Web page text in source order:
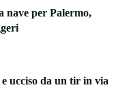
nave per Palermo,
ucciso da un tir in via